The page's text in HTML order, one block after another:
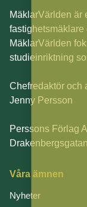
MäklarVärlden är
MäklarVärlden
studieinriktning
Chefredaktör och
Jenny Persson
Perssons Förlag
Våra ämnen
Nyheter